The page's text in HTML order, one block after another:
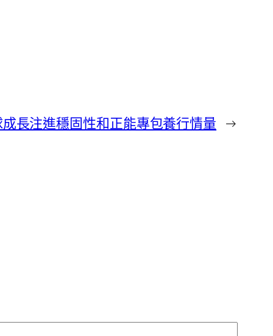
長注進穩固性和正能專包養行情量 →